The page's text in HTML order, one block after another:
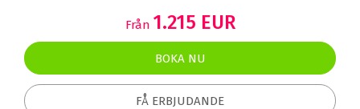
Från 1.215 EUR
BOKA NU
FÅ ERBJUDANDE